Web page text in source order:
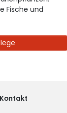
Fische und
Kontakt